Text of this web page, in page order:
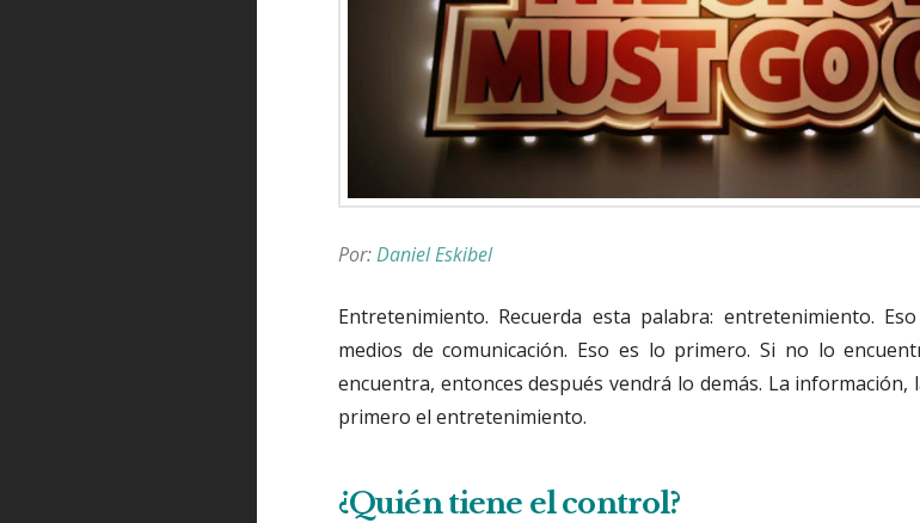
Por:Daniel Eskibel
Entretenimiento. Recuerda esta palabra: entretenimiento.
medios de comunicación. Eso es lo primero. Si no lo
encuentra, entonces después vendrá lo demás. La información,
primero el entretenimiento.
¿Quién tiene el control?